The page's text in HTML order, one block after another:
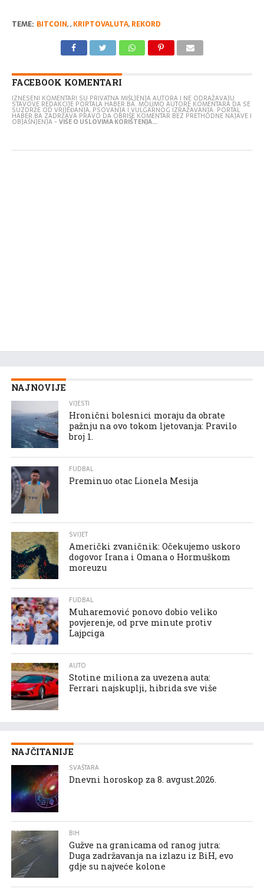
TEME: BITCOIN,, KRIPTOVALUTA, REKORD
FACEBOOK KOMENTARI
IZNESENI KOMENTARI SU PRIVATNA MIŠLJENJA AUTORA I NE ODRAŽAVAJU
STAVOVE REDAKCIJE PORTALA HABER.BA. MOLIMO AUTORE KOMENTARA DA SE
SUZDRŽE OD VRIJEĐANJA, PSOVANJA I VULGARNOG IZRAŽAVANJA. PORTAL
HABER.BA ZADRŽAVA PRAVO DA OBRIŠE KOMENTAR BEZ PRETHODNE NAJAVE I
OBJAŠNJENJA -VIŠE O USLOVIMA KORIŠTENJA...
NAJNOVIJE
VIJESTI
Hronični bolesnici moraju da obrate
pažnju na ovo tokom ljetovanja: Pravilo
broj 1.
FUDBAL
Preminuo otac Lionela Mesija
SVIJET
Američki zvaničnik: Očekujemo uskoro
dogovor Irana i Omana o Hormuškom
moreuzu
FUDBAL
Muharemović ponovo dobio veliko
povjerenje, od prve minute protiv
Lajpciga
AUTO
Stotine miliona za uvezena auta:
Ferrari najskuplji, hibrida sve više
NAJČITANIJE
SVAŠTARA
Dnevni horoskop za 8. avgust.2026.
BIH
Gužve na granicama od ranog jutra:
Duga zadržavanja na izlazu iz BiH, evo
gdje su najveće kolone